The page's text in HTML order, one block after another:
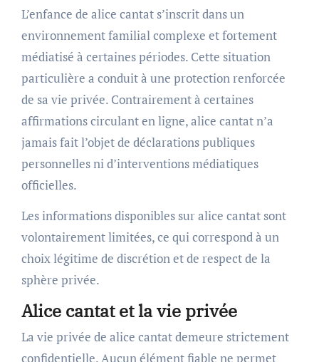
L’enfance de alice cantat s’inscrit dans un
environnement familial complexe et fortement
médiatisé à certaines périodes. Cette situation
particulière a conduit à une protection renforcée
de sa vie privée. Contrairement à certaines
affirmations circulant en ligne, alice cantat n’a
jamais fait l’objet de déclarations publiques
personnelles ni d’interventions médiatiques
officielles.
Les informations disponibles sur alice cantat sont
volontairement limitées, ce qui correspond à un
choix légitime de discrétion et de respect de la
sphère privée.
Alice cantat et la vie privée
La vie privée de alice cantat demeure strictement
confidentielle. Aucun élément fiable ne permet